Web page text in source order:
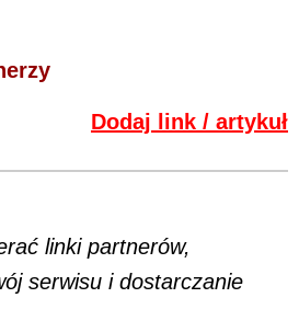
Dodaj link / artykuł
linki partnerów,
serwisu i dostarczanie